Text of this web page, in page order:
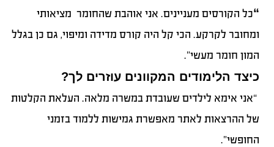
“כל הקורסים מעניינים. אני אוהבת שהחומר מציאותי
ומחובר לקרקע. הכי קל היה קורס מדידה ומיפוי, גם כן בגלל
המון חומר מעשי”.
כיצד הלימודים המקוונים עוזרים לך?
“אני אימא לילדים שעובדת במשרה מלאה. העלאת הקלטות
של ההרצאות לאתר מאפשרת גמישות ללמוד בזמני
החופשי”.